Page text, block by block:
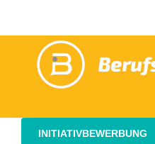
INITIATIVBEWERBUNG